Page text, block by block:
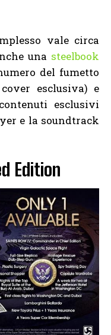
vale circa
una steelbook
del fumetto
esclusiva) e
esclusivi
e la soundtrack
Edition